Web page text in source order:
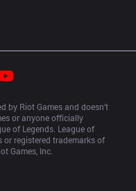
by Riot Games and doesn’t
or anyone officially
of Legends. League of
or registered trademarks of
Games, Inc.